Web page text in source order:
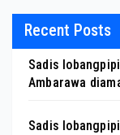
Recent Posts
Sadis
Ambarawa
Sadis